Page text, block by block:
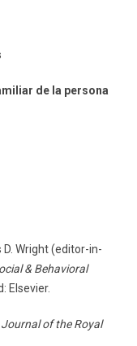
de la persona
D. Wright (editor-in-
& Behavioral
Elsevier.
Journal of the Royal